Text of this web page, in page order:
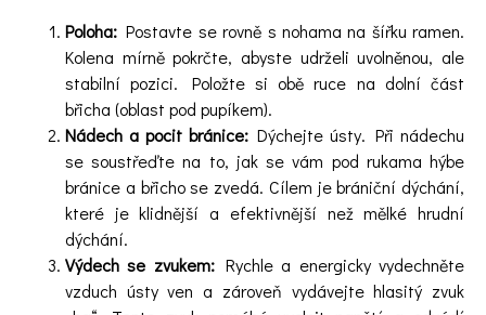
Poloha: Postavte se rovně s nohama na šířku ramen.
Kolena mírně pokrčte, abyste udrželi uvolněnou, ale
stabilní pozici. Položte si obě ruce na dolní část
břicha (oblast pod pupíkem).
Nádech a pocit bránice:Dýchejte ústy. Při nádechu
se soustřeďte na to, jak se vám pod rukama hýbe
bránice a břicho se zvedá. Cílem je brániční dýchání,
které je klidnější a efektivnější než mělké hrudní
dýchání.
Výdech se zvukem:Rychle a energicky vydechněte
vzduch ústy ven a zároveň vydávejte hlasitý zvuk